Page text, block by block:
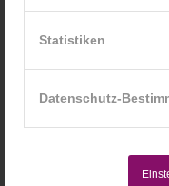
Statistiken
Datenschutz-